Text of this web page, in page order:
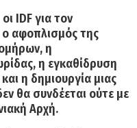
IDF για τον
ο αφοπλισμός της
η
η εγκαθίδρυση
η δημιουργία μιας
θα συνδέεται ούτε με
Αρχή.